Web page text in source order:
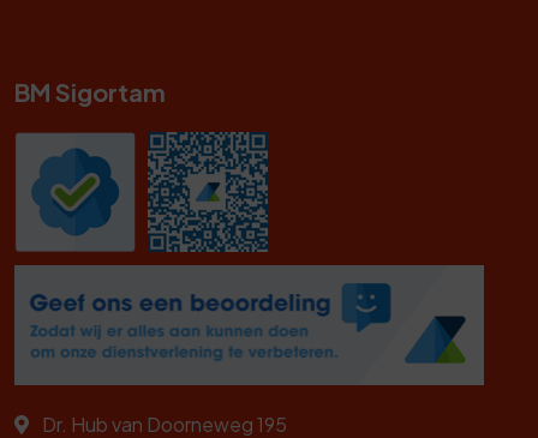
BM Sigortam
Dr. Hub van Doorneweg 195